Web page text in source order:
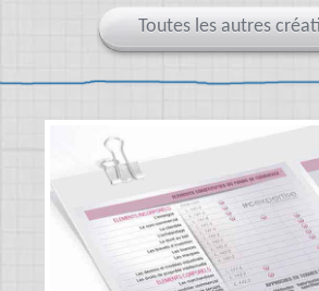
Toutes les autres